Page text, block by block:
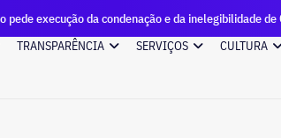
da condenação e da inelegibilidade de Garotinho
TRANSPARÊNCIA SERVIÇOS CULTURA